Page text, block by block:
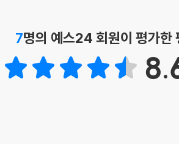
7명의 예스24 회원이 평가한